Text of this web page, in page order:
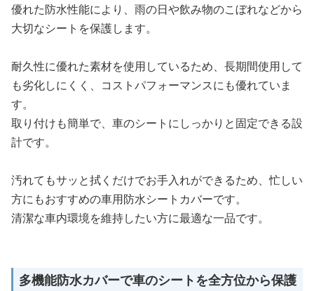
優れた防水性能により、雨の日や飲み物のこぼれなどから
大切なシートを保護します。
耐久性に優れた素材を使用しているため、長期間使用して
も劣化しにくく、コストパフォーマンスにも優れていま
す。
取り付けも簡単で、車のシートにしっかりと固定できる設
計です。
汚れてもサッと拭くだけでお手入れができるため、忙しい
方にもおすすめの車用防水シートカバーです。
清潔な車内環境を維持したい方に最適な一品です。
多機能防水カバーで車のシートを全方位から保護